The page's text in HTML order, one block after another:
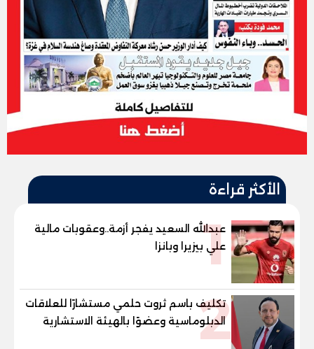
الأكثر قراءة
1
عبدالله السعيد يفجر أزمة..وعقوبات مالية
علي بيزيرا وبانزا
2
تكليف باسم ثروت حلمي مستشارًا للعلاقات
الدبلوماسية وعضوًا بالهيئة الاستشارية
العليا لمنظمة «جاد جمينت يوإن»